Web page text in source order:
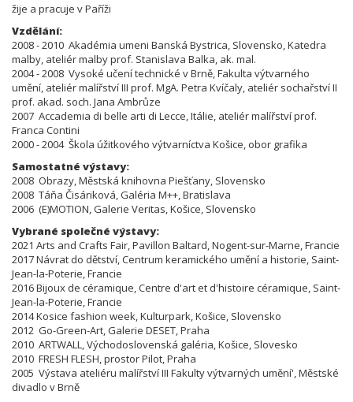
žije a pracuje v Paříži
Vzdělání:
2008 - 2010 Akadémia umeni Banská Bystrica, Slovensko, Katedra
malby, ateliér malby prof. Stanislava Balka, ak. mal.
2004 - 2008 Vysoké učení technické v Brně, Fakulta výtvarného
umění, ateliér malířství III prof. MgA. Petra Kvíčaly, ateliér sochařství II
prof. akad. soch. Jana Ambrůze
2007 Accademia di belle arti di Lecce, Itálie, ateliér malířstvíprof.
Franca Contini
2000 - 2004 Škola úžitkového výtvarníctva Košice, obor grafika
Samostatné výstavy:
2008 Obrazy, Městská knihovna Piešťany, Slovensko
2008 Táňa Čisáriková, Galéria M++, Bratislava
2006 (E)MOTION, Galerie Veritas, Košice, Slovensko
Vybrané společné výstavy:
2021 Arts and Crafts Fair, Pavillon Baltard, Nogent-sur-Marne, Francie
2017 Návrat do dětství, Centrum keramického umění a historie, Saint-
Jean-la-Poterie, Francie
2016 Bijoux de céramique, Centre d'art et d'histoire céramique, Saint-
Jean-la-Poterie, Francie
2014 Kosice fashion week, Kulturpark, Košice, Slovensko
2012 Go-Green-Art, Galerie DESET, Praha
2010 ARTWALL, Východoslovenská galéria, Košice, Slovesko
2010 FRESH FLESH, prostor Pilot, Praha
2005 Výstava ateliéru malířství III Fakulty výtvarných umění', Městské
divadlo v Brně